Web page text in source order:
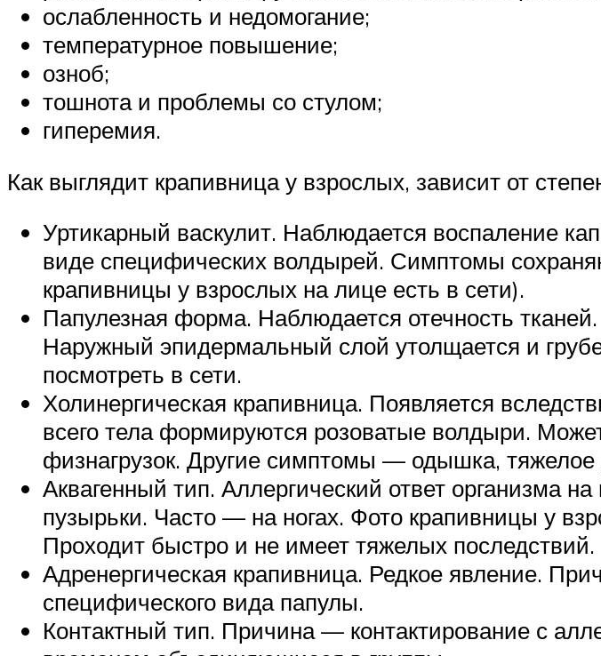
ослабленность и недомогание;
температурное повышение;
озноб;
тошнота и проблемы со стулом;
гиперемия.
Как выглядит крапивница у взрослых, зависит от
Уртикарный васкулит. Наблюдается воспаление
виде специфических волдырей. Симптомы
крапивницы у взрослых на лице есть в сети).
Папулезная форма. Наблюдается отечность
Наружный эпидермальный слой утолщается и
посмотреть в сети.
Холинергическая крапивница. Появляется
всего тела формируются розоватые волдыри.
физнагрузок. Другие симптомы — одышка,
Аквагенный тип. Аллергический ответ организма
пузырьки. Часто — на ногах. Фото крапивницы у
Проходит быстро и не имеет тяжелых последствий.
Адренергическая крапивница. Редкое явление.
специфического вида папулы.
Контактный тип. Причина — контактирование с